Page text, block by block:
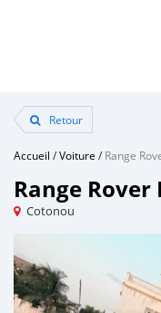
Retour
Accueil /Voiture /Range
Range Rover
Cotonou